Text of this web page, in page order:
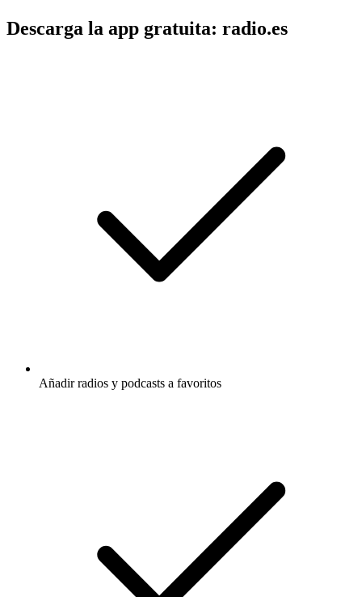
Descarga la app gratuita: radio.es
Añadir radios y podcasts a favoritos